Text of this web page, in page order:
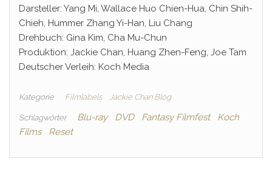
Darsteller: Yang Mi, Wallace Huo Chien-Hua, Chin Shih-
Chieh, Hummer Zhang Yi-Han, Liu Chang
Drehbuch: Gina Kim, Cha Mu-Chun
Produktion: Jackie Chan, Huang Zhen-Feng, Joe Tam
Deutscher Verleih: Koch Media
Kategorie Filmlabels Jackie Chan Blog
Schlagwörter Blu-ray DVD Fantasy Filmfest
Koch
Films
Reset